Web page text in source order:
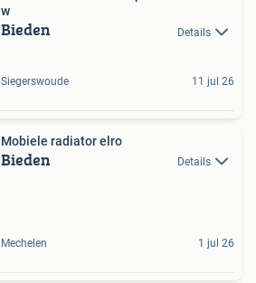
w
Bieden Details
Siegerswoude 11 jul 26
Mobiele radiator elro
Bieden Details
Mechelen 1 jul 26